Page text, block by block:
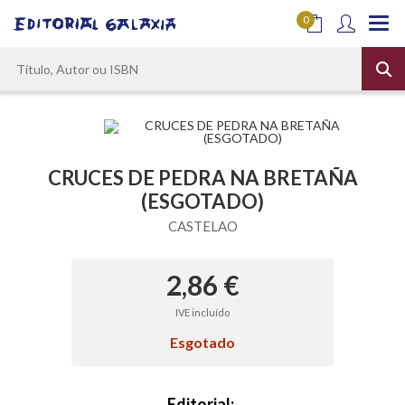
0
CRUCES DE PEDRA NA BRETAÑA
(ESGOTADO)
CASTELAO
2,86 €
IVE incluído
Esgotado